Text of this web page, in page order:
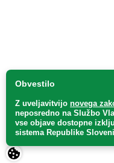
Obvestilo
Z uveljavitvijo novega
neposredno na Službo
vse objave dostopne
sistema Republike